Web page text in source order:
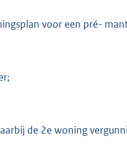
voor een pré-
de 2e woning